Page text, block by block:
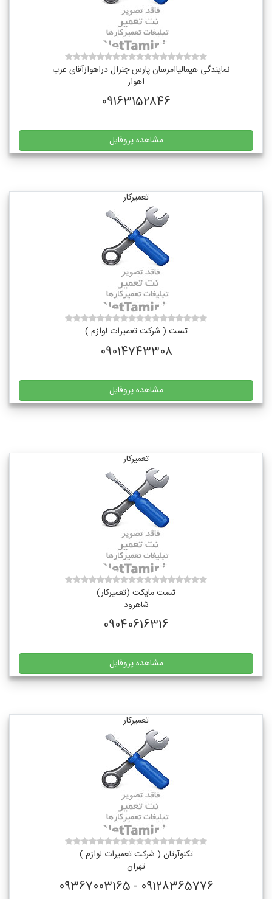
نمایندگی هیمالیاامرسان پارس جنرال دراهوازآقای عرب ...
اهواز
09163152846
مشاهده پروفایل
تعمیرکار
تست ( شرکت تعمیرات لوازم )
09014743308
مشاهده پروفایل
تعمیرکار
تست مایکت (تعمیرکار)
شاهرود
09040616316
مشاهده پروفایل
تعمیرکار
تکنوآرتان ( شرکت تعمیرات لوازم )
تهران
09128365776 - 09367003165